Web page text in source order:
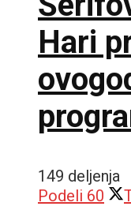
Hari
149 deljenja
Podeli 60